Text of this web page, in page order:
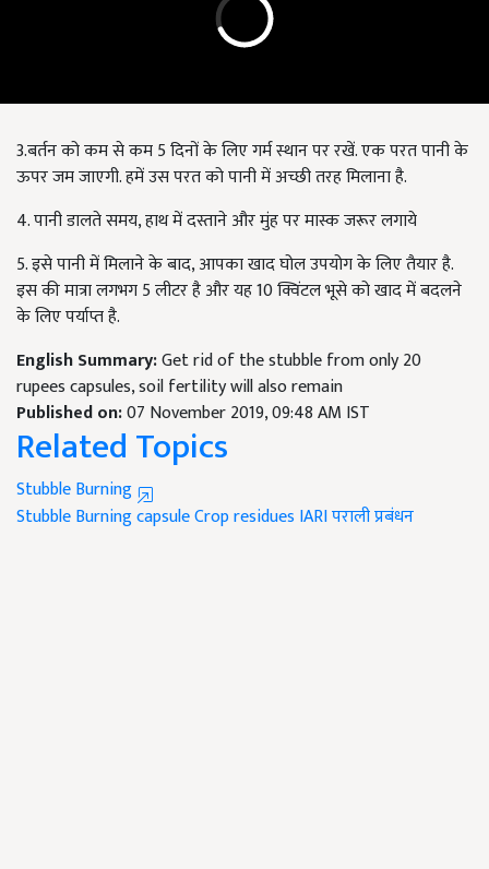
3.बर्तन को कम से कम 5 दिनों के लिए गर्म स्थान पर रखें. एक परत पानी के
ऊपर जम जाएगी. हमें उस परत को पानी में अच्छी तरह मिलाना है.
4. पानी डालते समय, हाथ में दस्ताने और मुंह पर मास्क जरूर लगाये
5. इसे पानी में मिलाने के बाद, आपका खाद घोल उपयोग के लिए तैयार है.
इस की मात्रा लगभग 5 लीटर है और यह 10 क्विंटल भूसे को खाद में बदलने
के लिए पर्याप्त है.
English Summary:Get rid of the stubble from only 20
rupees capsules, soil fertility will also remain
Published on:07 November 2019, 09:48 AM IST
Related Topics
Stubble Burning
Stubble Burning capsuleCrop residues IARIपराली प्रबंधन